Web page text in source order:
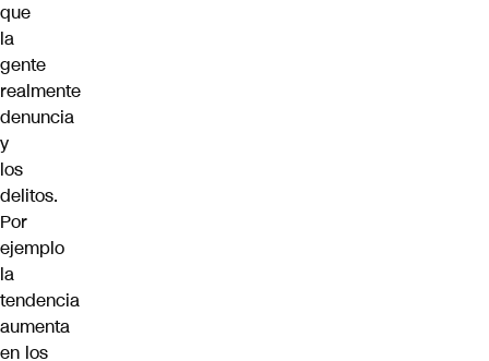
que
la
gente
realmente
denuncia
y
los
delitos.
Por
ejemplo
la
tendencia
aumenta
en los